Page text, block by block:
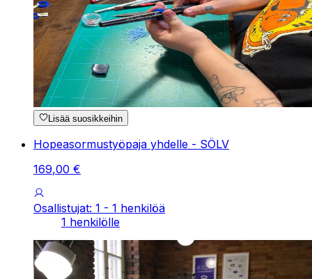
Lisää suosikkeihin
Hopeasormustyöpaja yhdelle - SÖLV
169,00 €
Osallistujat: 1 - 1 henkilöä
1 henkilölle